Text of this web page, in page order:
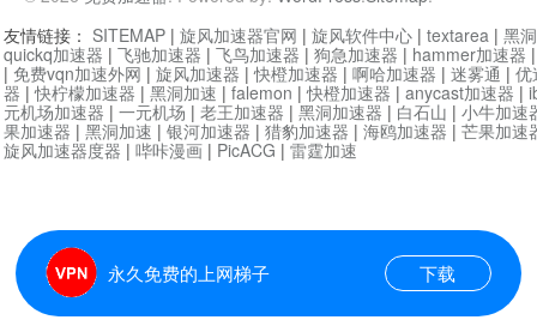
永久免费的上网梯子 下载
友情链接： SITEMAP | 旋风加速器官网 | 旋风软件中心 | textarea | 黑
quickq加速器 | 飞驰加速器 | 飞鸟加速器 | 狗急加速器 | hammer加速器
| 免费vqn加速外网 | 旋风加速器 |快橙加速器 | 啊哈加速器 | 迷雾通 | 优
器 |快柠檬加速器 | 黑洞加速 | falemon |快橙加速器 | anycast加速器 |
元机场加速器 | 一元机场 | 老王加速器 | 黑洞加速器 | 白石山 | 小牛加速
果加速器 | 黑洞加速 | 银河加速器 | 猎豹加速器 | 海鸥加速器 | 芒果加速
旋风加速器度器 | 哔咔漫画 | PicACG | 雷霆加速